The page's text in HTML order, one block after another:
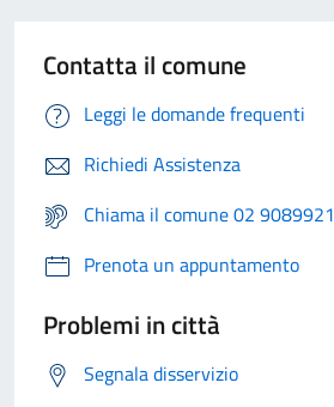
Contatta il comune
Leggi le domande frequenti
Richiedi Assistenza
Chiama il comune 02 9089921
Prenota un appuntamento
Problemi in città
Segnala disservizio